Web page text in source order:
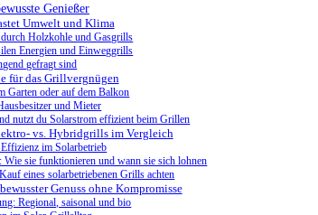
Genießer
Umwelt und Klima
Holzkohle und Gasgrills
Energien und Einweggrills
gefragt sind
für das Grillvergnügen
Garten oder auf dem Balkon
und Mieter
nutzt du Solarstrom effizient beim Grillen
vs. Hybridgrills im Vergleich
im Solarbetrieb
sie funktionieren und wann sie sich lohnen
eines solarbetriebenen Grills achten
Genuss ohne Kompromisse
Regional, saisonal und bio